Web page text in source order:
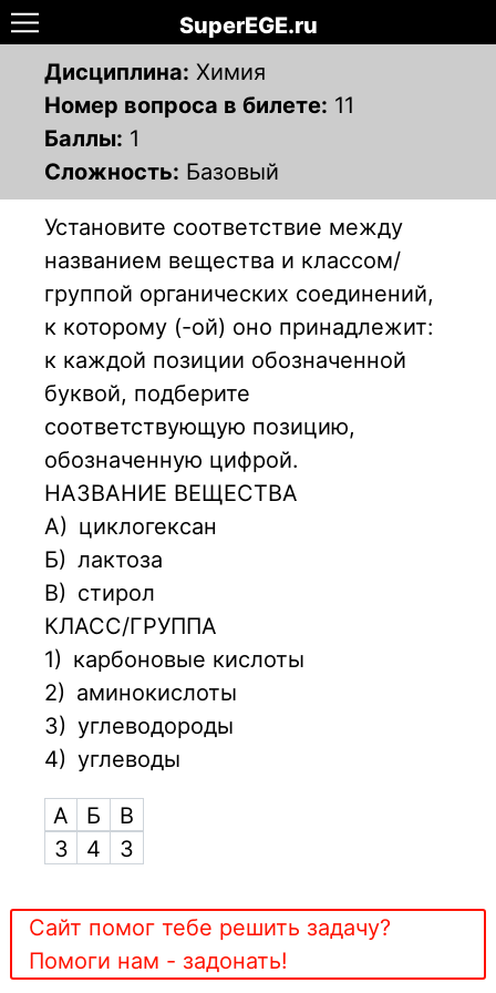
SuperEGE.ru
Дисциплина: Химия
Номер вопроса в билете: 11
Баллы: 1
Сложность: Базовый
Установите соответствие между
названием вещества и классом/
группой органических соединений,
к которому (-ой) оно принадлежит:
к каждой позиции обозначенной
буквой, подберите
соответствующую позицию,
обозначенную цифрой.
НАЗВАНИЕ ВЕЩЕСТВА
А) циклогексан
Б) лактоза
В) стирол
КЛАСС/ГРУППА
1) карбоновые кислоты
2) аминокислоты
3) углеводороды
4) углеводы
А Б
В
3
4 3
Сайт помог тебе решить задачу?
Помоги нам - задонать!